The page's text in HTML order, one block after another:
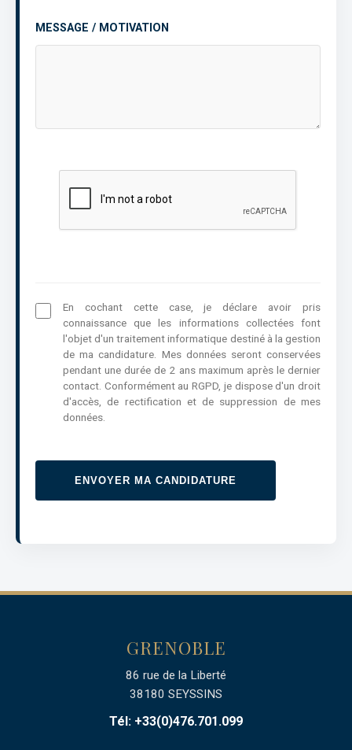
MESSAGE / MOTIVATION
En cochant cette case, je déclare avoir pris
connaissance que les informations collectées font
l'objet d'un traitement informatique destiné à la gestion
de ma candidature. Mes données seront conservées
pendant une durée de 2 ans maximum après le dernier
contact. Conformément au RGPD, je dispose d'un droit
d'accès, de rectification et de suppression de mes
données.
ENVOYER MA CANDIDATURE
GRENOBLE
86 rue de la Liberté
38180 SEYSSINS
Tél: +33(0)476.701.099